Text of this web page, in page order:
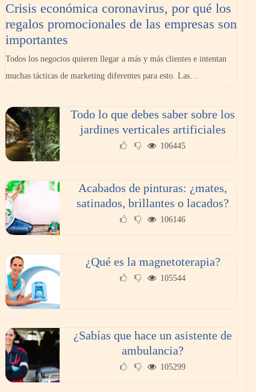
Crisis económica coronavirus, por qué los
regalos promocionales de las empresas son
importantes
Todos los negocios quieren llegar a más y más clientes e intentan
muchas tácticas de marketing diferentes para esto. Las…
Todo lo que debes saber sobre los
jardines verticales artificiales
106445
Acabados de pinturas: ¿mates,
satinados, brillantes o lacados?
106146
¿Qué es la magnetoterapia?
105544
¿Sabías que hace un asistente de
ambulancia?
105299